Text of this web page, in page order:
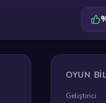
OYUN
Geliştirici